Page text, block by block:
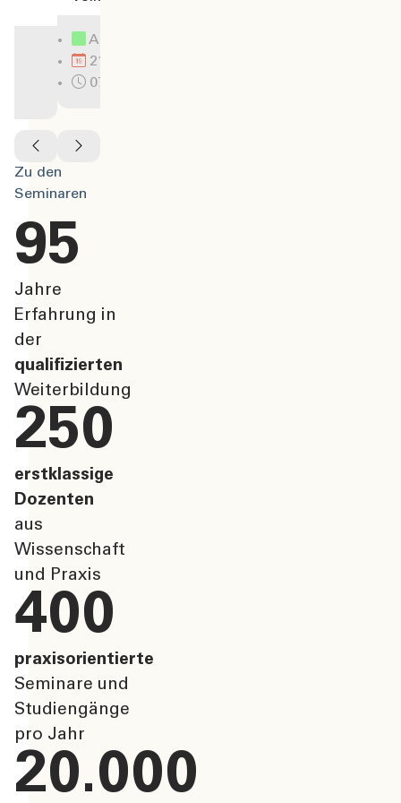
Ausreichend Plätze
21.9.2026
07:15
Zu den
Seminaren
95
Jahre
Erfahrung in
der
qualifizierten
Weiterbildung
250
erstklassige
Dozenten
aus
Wissenschaft
und Praxis
400
praxisorientierte
Seminare und
Studiengänge
pro Jahr
20.000